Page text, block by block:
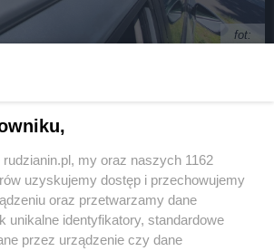
fot:
Śląskiej za nami
my oraz naszych 1162
uzyskujemy dostęp i przechowujemy
oraz przetwarzamy dane
unikalne identyfikatory, standardowe
przez urządzenie czy dane